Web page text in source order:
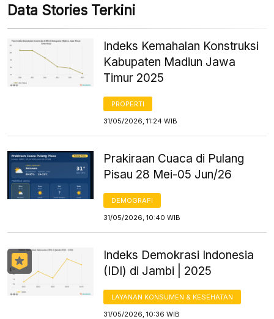
Data Stories Terkini
Indeks Kemahalan Konstruksi
Kabupaten Madiun Jawa
Timur 2025
PROPERTI
31/05/2026, 11:24 WIB
Prakiraan Cuaca di Pulang
Pisau 28 Mei-05 Jun/26
DEMOGRAFI
31/05/2026, 10:40 WIB
Indeks Demokrasi Indonesia
(IDI) di Jambi | 2025
LAYANAN KONSUMEN & KESEHATAN
31/05/2026, 10:36 WIB